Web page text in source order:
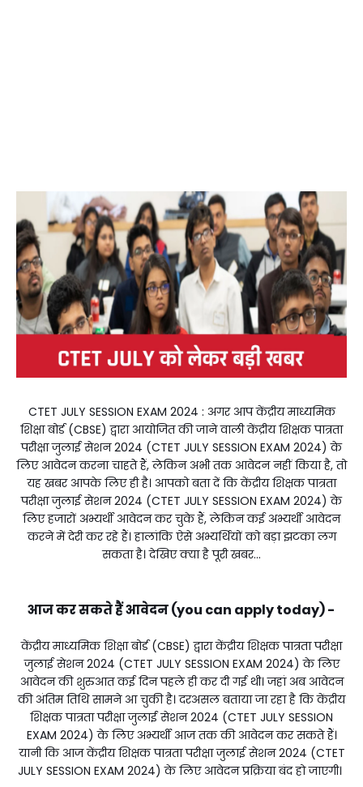
CTET JULY SESSION EXAM 2024 : अगर आप केंद्रीय माध्यमिक
शिक्षा बोर्ड (CBSE) द्वारा आयोजित की जाने वाली केंद्रीय शिक्षक पात्रता
परीक्षा जुलाई सेशन 2024 (CTET JULY SESSION EXAM 2024) के
लिए आवेदन करना चाहते हैं, लेकिन अभी तक आवेदन नहीं किया है, तो
यह खबर आपके लिए ही है। आपको बता दें कि केंद्रीय शिक्षक पात्रता
परीक्षा जुलाई सेशन 2024 (CTET JULY SESSION EXAM 2024) के
लिए हजारों अभ्यर्थी आवेदन कर चुके हैं, लेकिन कई अभ्यर्थी आवेदन
करने में देरी कर रहे हैं। हालांकि ऐसे अभ्यर्थियों को बड़ा झटका लग
सकता है। देखिए क्या है पूरी खबर...
आज कर सकते हैं आवेदन (you can apply today) -
केंद्रीय माध्यमिक शिक्षा बोर्ड (CBSE) द्वारा केंद्रीय शिक्षक पात्रता परीक्षा
जुलाई सेशन 2024 (CTET JULY SESSION EXAM 2024) के लिए
आवेदन की शुरुआत कई दिन पहले ही कर दी गई थी। जहां अब आवेदन
की अंतिम तिथि सामने आ चुकी है। दरअसल बताया जा रहा है कि केंद्रीय
शिक्षक पात्रता परीक्षा जुलाई सेशन 2024 (CTET JULY SESSION
EXAM 2024) के लिए अभ्यर्थी आज तक की आवेदन कर सकते हैं।
यानी कि आज केंद्रीय शिक्षक पात्रता परीक्षा जुलाई सेशन 2024 (CTET
JULY SESSION EXAM 2024) के लिए आवेदन प्रक्रिया बंद हो जाएगी।